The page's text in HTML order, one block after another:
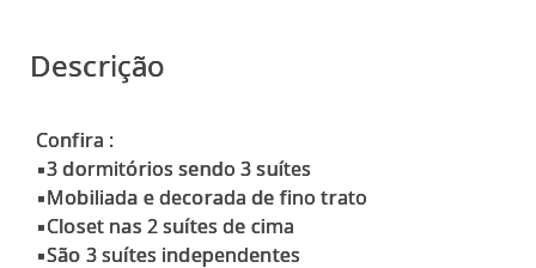
Descrição
Confira :
▪3 dormitórios sendo 3 suítes
▪Mobiliada e decorada de fino trato
▪Closet nas 2 suítes de cima
▪São 3 suítes independentes